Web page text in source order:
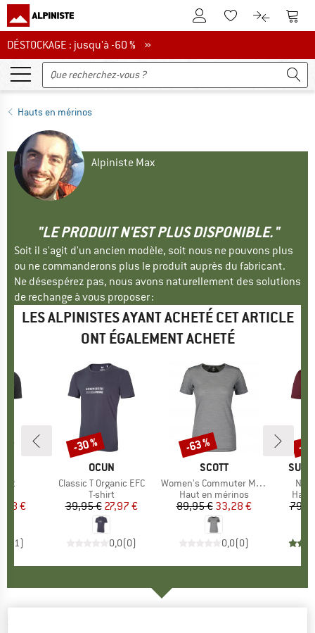
Vers le compte client
Vers la liste
Vers le
DÉSTOCKAGE : jusqu'à -60 %
DÉSTOCKAGE : jusqu'à -60 % »
Hauts en mérinos
Alpiniste Max
"LE PRODUIT N'EST PLUS DISPONIBLE."
Soit il s'agit d'un ancien modèle, soit nous ne pouvons plus
ou ne commanderons plus le produit auprès du fabricant.
Ne désespérez pas, nous avons naturellement des solutions
de rechange à vous proposer :
LES ALPINISTES AYANT ACHETÉ CET ARTICLE
ONT ÉGALEMENT ACHETÉ
réduit
€
1)
MARQUE
OCUN
Article
Classic T Organic EFC
Product group
T-shirt
Prix
39,95 €Prix réduit
27,97 €
0,0(0)
Remise
-30 %
MARQUE
SCOTT
Article
Women's Commuter Merino Tee
Product group
Haut en mérinos
Prix
89,95 € Prix réduit
33,28 €
0,0(0)
Remise
-63 %
Haut
-